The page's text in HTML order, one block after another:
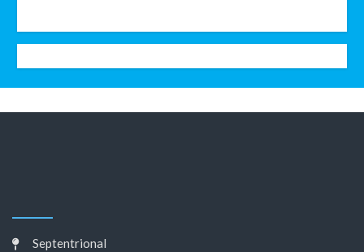
Septentrional